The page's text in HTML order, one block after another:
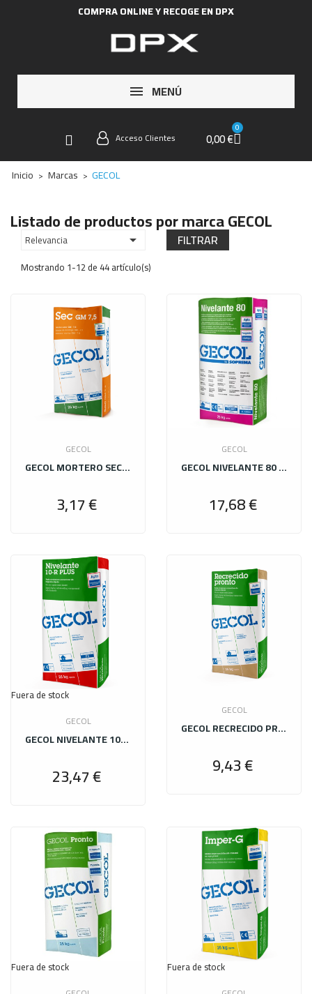
COMPRA ONLINE Y RECOGE EN DPX
MENÚ
Acceso Clientes 0,00 €
Inicio Marcas GECOL
Listado de productos por marca GECOL
Relevancia  FILTRAR
Mostrando 1-12 de 44 artículo(s)
GECOL
GECOL MORTERO SEC SILÍCEO M 7,5 GRIS 25 KG
3,17 €
GECOL
GECOL NIVELANTE 80 25 KG
17,68 €
Fuera de stock
GECOL
GECOL NIVELANTE 10-R PLUS 25 KG
23,47 €
GECOL
GECOL RECRECIDO PRONTO 25 KG
9,43 €
Fuera de stock Fuera de stock